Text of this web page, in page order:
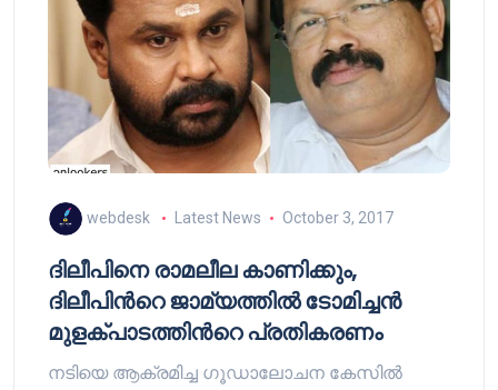
webdesk Latest News October 3, 2017
ദിലീപിനെ രാമലീല കാണിക്കും,
ദിലീപിന്‍റെ ജാമ്യത്തില്‍ ടോമിച്ചന്‍
മുളക്പാടത്തിന്‍റെ പ്രതികരണം
നടിയെ ആക്രമിച്ച ഗൂഡാലോചന കേസില്‍